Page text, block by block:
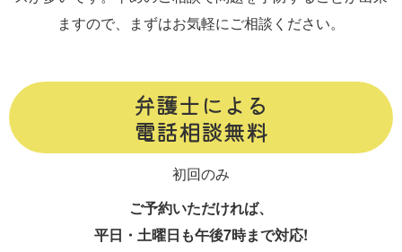
ますので、まずはお気軽にご相談ください。
弁護士による
電話相談無料
初回のみ
ご予約いただければ、
平日・土曜日も午後7時まで対応!